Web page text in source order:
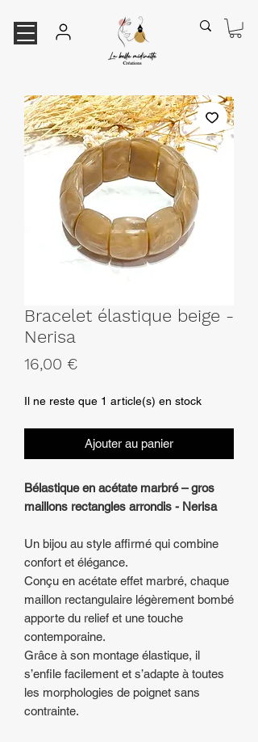
Bracelet élastique beige -
Nerisa
16,00 €
Il ne reste que 1 article(s) en stock
Ajouter au panier
Bélastique en acétate marbré – gros
maillons rectangles arrondis - Nerisa
Un bijou au style affirmé qui combine
confort et élégance.
Conçu en acétate effet marbré, chaque
maillon rectangulaire légèrement bombé
apporte du relief et une touche
contemporaine.
Grâce à son montage élastique, il
s’enfile facilement et s’adapte à toutes
les morphologies de poignet sans
contrainte.